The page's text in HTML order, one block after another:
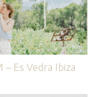
– Es Vedra Ibiza